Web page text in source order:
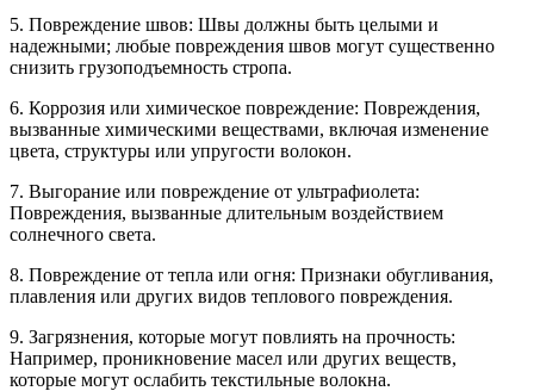
5. Повреждение швов: Швы должны быть целыми и
надежными; любые повреждения швов могут существенно
снизить грузоподъемность стропа.
6. Коррозия или химическое повреждение: Повреждения,
вызванные химическими веществами, включая изменение
цвета, структуры или упругости волокон.
7. Выгорание или повреждение от ультрафиолета:
Повреждения, вызванные длительным воздействием
солнечного света.
8. Повреждение от тепла или огня: Признаки обугливания,
плавления или других видов теплового повреждения.
9. Загрязнения, которые могут повлиять на прочность:
Например, проникновение масел или других веществ,
которые могут ослабить текстильные волокна.